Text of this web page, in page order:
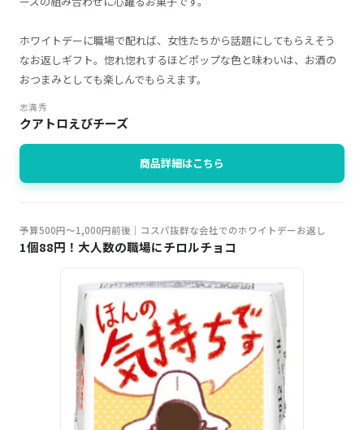
ホワイトデーに職場で配れば、女性たちから話題にしてもらえそう
なお返しギフト。惚れ惚れするほどポップな色と味わいは、お酒の
おつまみとしても楽しんでもらえます。
志満秀
クアトロえびチーズ
商品詳細はこちら
予算500円～1,000円前後｜コスパ抜群な会社でのホワイトデーお返し
1個88円！大人数の職場にチロルチョコ